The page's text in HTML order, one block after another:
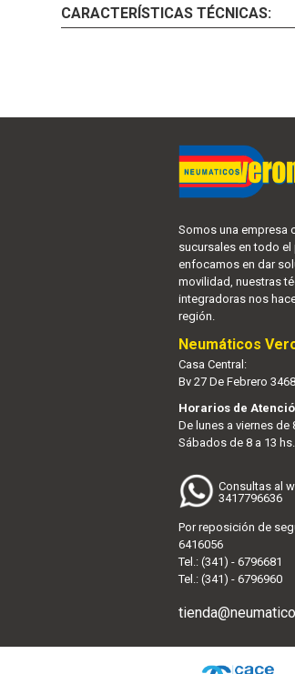
CARACTERÍSTICAS TÉCNICAS:
Somos una empresa
sucursales en todo el
enfocamos en dar
movilidad, nuestras
integradoras nos
región.
Neumáticos
Casa Central:
Bv 27 De Febrero
Horarios de
De lunes a viernes de
Sábados de 8 a 13 hs.
Consultas al
3417796636
Por reposición de
6416056
Tel.: (341) - 6796681
Tel.: (341) - 6796960